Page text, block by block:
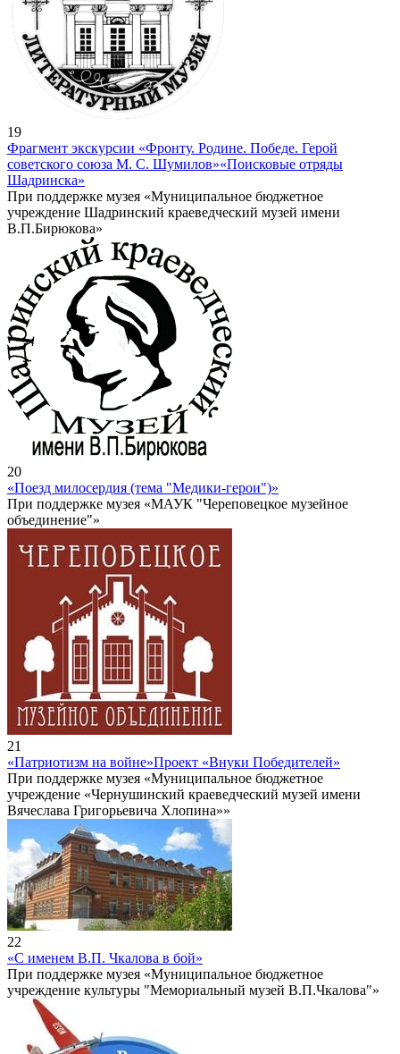
19
Фрагмент экскурсии «Фронту. Родине. Победе. Герой
советского союза М. С. Шумилов»«Поисковые отряды
Шадринска»
При поддержке музея «Муниципальное бюджетное
учреждение Шадринский краеведческий музей имени
В.П.Бирюкова»
20
«Поезд милосердия (тема "Медики-герои")»
При поддержке музея «МАУК "Череповецкое музейное
объединение"»
21
«Патриотизм на войне»Проект «Внуки Победителей»
При поддержке музея «Муниципальное бюджетное
учреждение «Чернушинский краеведческий музей имени
Вячеслава Григорьевича Хлопина»»
22
«С именем В.П. Чкалова в бой»
При поддержке музея «Муниципальное бюджетное
учреждение культуры "Мемориальный музей В.П.Чкалова"»